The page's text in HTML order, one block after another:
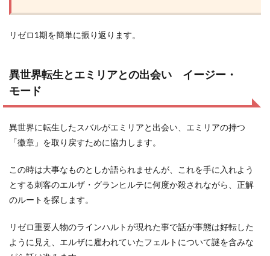
リゼロ1期を簡単に振り返ります。
異世界転生とエミリアとの出会い イージー・
モード
異世界に転生したスバルがエミリアと出会い、エミリアの持つ
「徽章」を取り戻すために協力します。
この時は大事なものとしか語られませんが、これを手に入れよう
とする刺客のエルザ・グランヒルテに何度か殺されながら、正解
のルートを探します。
リゼロ重要人物のラインハルトが現れた事で話が事態は好転した
ように見え、エルザに雇われていたフェルトについて謎を含みな